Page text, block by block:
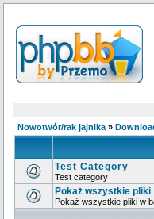
Nowotwór/rak jajnika »
Test Category
Test category
Pokaż wszystkie pliki
Pokaż wszystkie pliki w